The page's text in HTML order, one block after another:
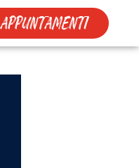
Appuntamenti